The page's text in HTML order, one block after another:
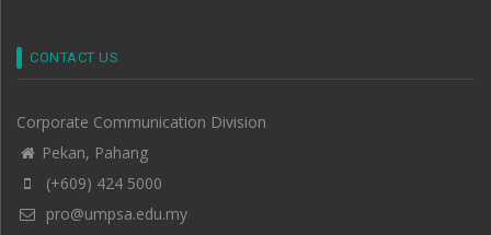
CONTACT US
Corporate Communication Division
Pekan, Pahang
(+609) 424 5000
pro@umpsa.edu.my